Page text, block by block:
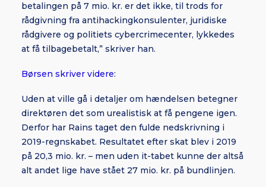
betalingen på 7 mio. kr. er det ikke, til trods for
rådgivning fra antihackingkonsulenter, juridiske
rådgivere og politiets cybercrimecenter, lykkedes
at få tilbagebetalt,” skriver han.
Børsen skriver videre:
Uden at ville gå i detaljer om hændelsen betegner
direktøren det som urealistisk at få pengene igen.
Derfor har Rains taget den fulde nedskrivning i
2019-regnskabet. Resultatet efter skat blev i 2019
på 20,3 mio. kr. – men uden it-tabet kunne der altså
alt andet lige have stået 27 mio. kr. på bundlinjen.